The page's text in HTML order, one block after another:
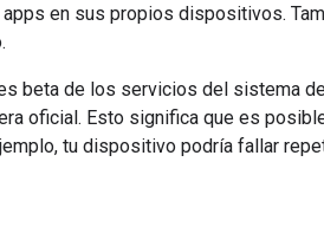
apps en sus propios dispositivos.
beta de los servicios del sistema
oficial. Esto significa que es
tu dispositivo podría fallar